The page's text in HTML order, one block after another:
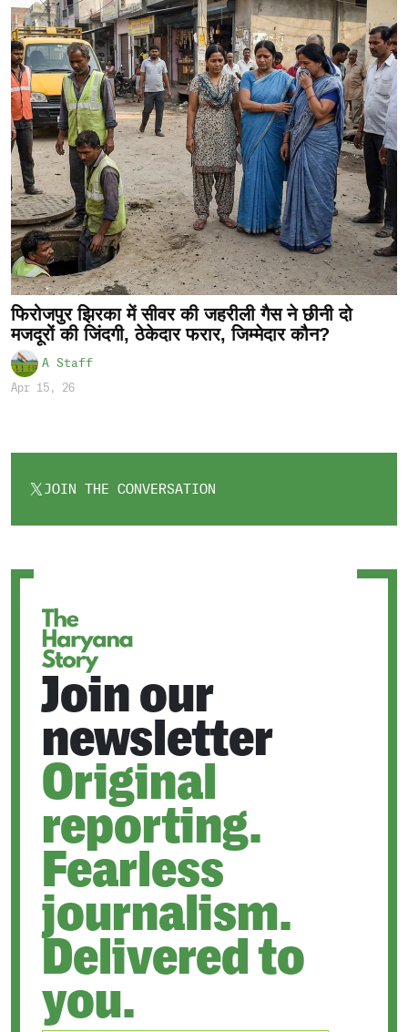
फिरोजपुर झिरका में सीवर की जहरीली गैस ने छीनी दो
मजदूरों की जिंदगी, ठेकेदार फरार, जिम्मेदार कौन?
A Staff
Apr 15, 26
JOIN THE CONVERSATION
OPENS
Join our
newsletter
Original
reporting.
Fearless
journalism.
Delivered to
you.